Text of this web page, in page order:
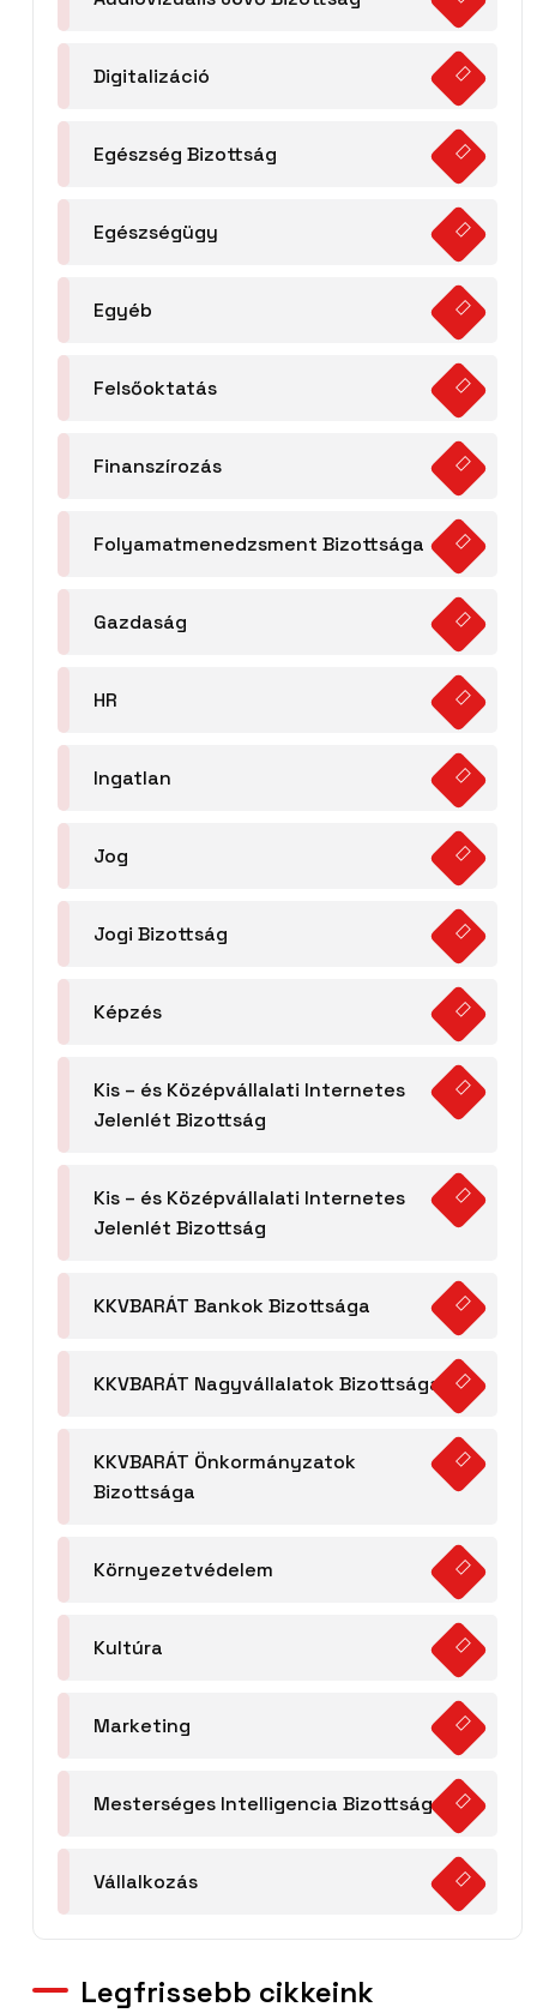
Digitalizáció
Egészség Bizottság
Egészségügy
Egyéb
Felsőoktatás
Finanszírozás
Folyamatmenedzsment Bizottsága
Gazdaság
HR
Ingatlan
Jog
Jogi Bizottság
Képzés
Kis – és Középvállalati Internetes
Jelenlét Bizottság
Kis – és Középvállalati Internetes
Jelenlét Bizottság
KKVBARÁT Bankok Bizottsága
KKVBARÁT Nagyvállalatok Bizottsága
KKVBARÁT Önkormányzatok
Bizottsága
Környezetvédelem
Kultúra
Marketing
Mesterséges Intelligencia Bizottság
Vállalkozás
Legfrissebb cikkeink